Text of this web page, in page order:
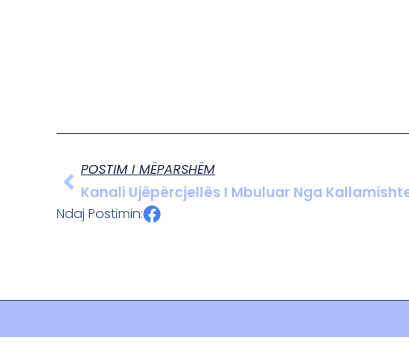
POSTIM I MËPARSHËM
Kanali Ujëpërcjellës I Mbuluar Nga
Ndaj Postimin: